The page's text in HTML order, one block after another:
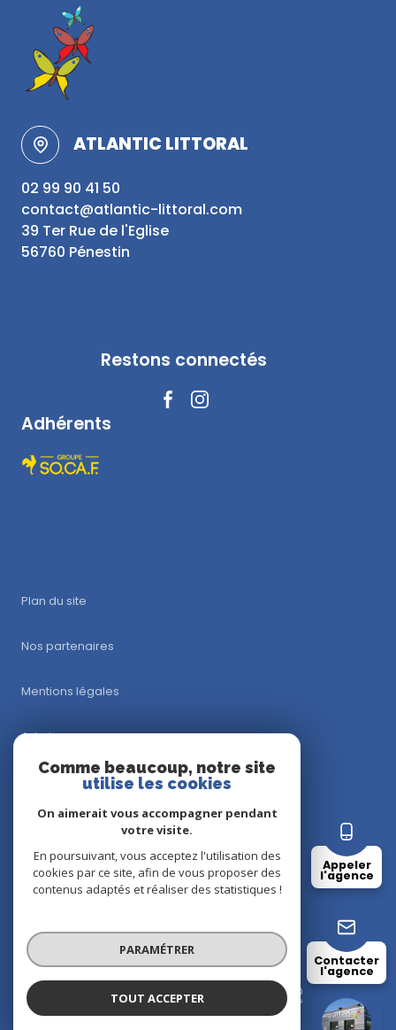
ATLANTIC LITTORAL
Appeler
l'agence
Contacter
l'agence
ATLANTIC LITTORAL
02 99 90 41 50
contact@atlantic-littoral.com
39 Ter Rue de l'Eglise
56760 Pénestin
Restons connectés
Adhérents
Plan du site
Nos partenaires
Mentions légales
Admin
Nos honoraires
Cookies
© 2026 | Tous droits réservés
Réalisé par
Comme beaucoup, notre site
utilise les cookies
On aimerait vous accompagner pendant
votre visite.
En poursuivant, vous acceptez l'utilisation des
cookies par ce site, afin de vous proposer des
contenus adaptés et réaliser des statistiques !
PARAMÉTRER
TOUT ACCEPTER